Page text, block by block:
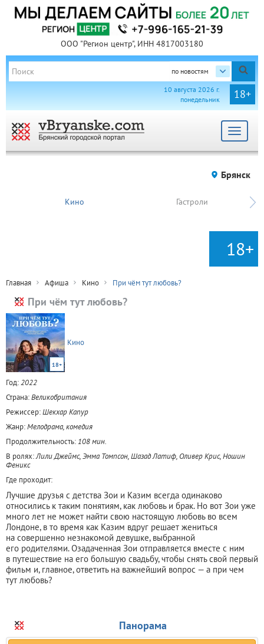
ООО "Регион центр", ИНН 4817003180
по новостям
18+
10 августа 2026 г.
понедельник
Toggle
Брянск
Кино Гастроли
18+
Главная Афиша Кино При чём тут любовь?
При чём тут любовь?
18+
Кино
Год:2022
Страна:Великобритания
Режиссер:Шекхар Капур
Жанр:Мелодрама, комедия
Продолжительность: 108 мин.
В ролях:Лили Джеймс, Эмма Томпсон, Шазад Латиф, Оливер Крис, Ношин
Феникс
Где проходит:
Лучшие друзья с детства Зои и Казим всегда одинаково
относились к таким понятиям, как любовь и брак. Но вот Зои уже
много лет не может найти свою настоящую любовь во всем
Лондоне, в то время как Казим вдруг решает жениться
на совершенно незнакомой девушке, выбранной
его родителями. Озадаченная Зои отправляется вместе с ним
в путешествие на его большую свадьбу, чтобы снять свой первый
фильм и, главное, ответить на важнейший вопрос — а при чем
тут любовь?
Панорама